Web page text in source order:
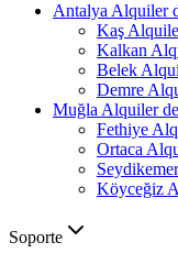
Antalya Alquiler
Kaş
Kalkan
Belek
Demre
Muğla Alquiler
Fethiye
Ortaca
Seydikemer
Köyceğiz
Soporte